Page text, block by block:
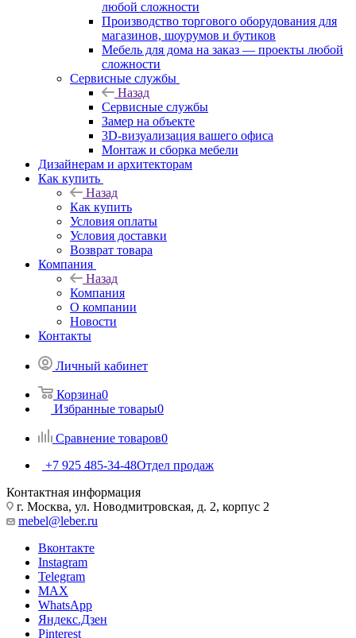
любой сложности
Производство торгового оборудования для
магазинов, шоурумов и бутиков
Мебель для дома на заказ — проекты любой
сложности
Сервисные службы
Назад
Сервисные службы
Замер на объекте
3D-визуализация вашего офиса
Монтаж и сборка мебели
Дизайнерам и архитекторам
Как купить
Назад
Как купить
Условия оплаты
Условия доставки
Возврат товара
Компания
Назад
Компания
О компании
Новости
Контакты
Личный кабинет
Корзина0
Избранные товары0
Сравнение товаров0
+7 925 485-34-48Отдел продаж
Контактная информация
г. Москва, ул. Новодмитровская, д. 2, корпус 2
mebel@leber.ru
Вконтакте
Instagram
Telegram
MAX
WhatsApp
Яндекс.Дзен
Pinterest